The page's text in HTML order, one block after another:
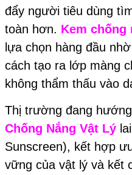
đẩy người tiêu dùng
toàn hơn. Kem chống
lựa chọn hàng đầu
cách tạo ra lớp màng
không thẩm thấu vào
Thị trường đang
Chống Nắng Vật Lý
Sunscreen), kết hợp
vững của vật lý và kết